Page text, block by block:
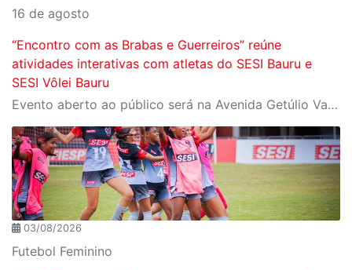
16 de agosto
“Encontro com as Brabas e Guerreiros” reúne
atividades interativas com atletas do SESI Bauru e
SESI Vôlei Bauru
Evento aberto ao público será na Avenida Getúlio Vargas, no domingo, 16, às 9h, com revelação do novo uniforme da equipe
03/08/2026
Futebol Feminino